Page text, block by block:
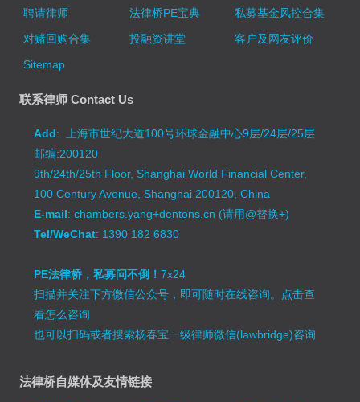
聘请律师
法律桥PE宝典
私募基金风控合集
对赌回购合集
投融资讲堂
客户及网友评价
Sitemap
联系律师 Contact Us
Add: 上海市世纪大道100号环球金融中心9层/24层/25层
邮编:200120
9th/24th/25th Floor, Shanghai World Financial Center,
100 Century Avenue, Shanghai 200120, China
E-mail: chambers.yang+dentons.cn (请用@替换+)
Tel/WeChat: 1390 182 6830
PE法律桥，私募问不倒！7x24
扫描并关注下方微信公众号，即可随时在线咨询。 点击查
看怎么咨询
也可以扫码或者搜索杨春宝一级律师微信(lawbridge)咨询
法律桥自媒体及友情链接